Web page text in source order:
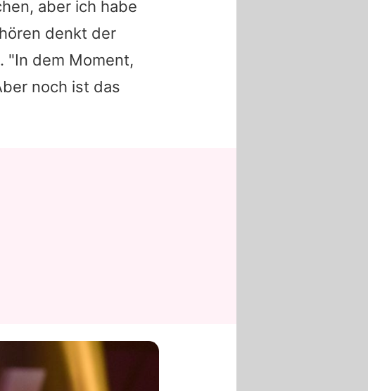
aber ich habe
denkt der
"In dem Moment,
noch ist das